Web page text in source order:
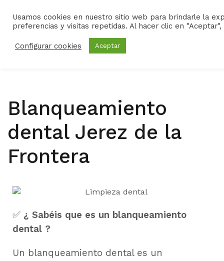
Blanqueamiento
dental Jerez de la
Frontera
✅ ¿ Sabéis que es un blanqueamiento
dental ?
Un blanqueamiento dental es un
Usamos cookies en nuestro sitio web para brindarle la
preferencias y visitas repetidas. Al hacer clic en
Configurar cookies Aceptar